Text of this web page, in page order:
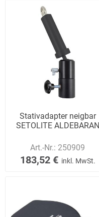
Stativadapter neigbar
SETOLITE ALDEBARAN
Art.-Nr.: 250909
183,52 € inkl. MwSt.